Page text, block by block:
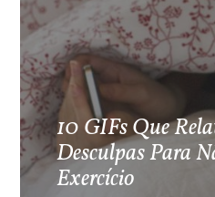
10 GIFs Que
Desculpas Para
Exercício